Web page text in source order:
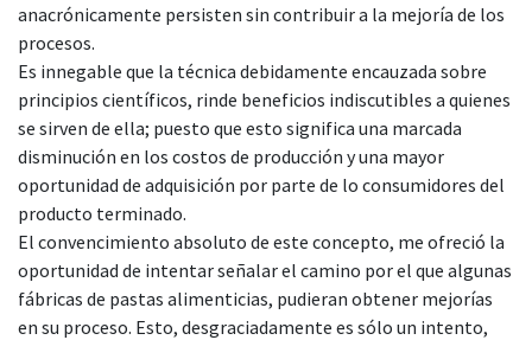
anacrónicamente persisten sin contribuir a la mejoría de los
procesos.
Es innegable que la técnica debidamente encauzada sobre
principios científicos, rinde beneficios indiscutibles a quienes
se sirven de ella; puesto que esto significa una marcada
disminución en los costos de producción y una mayor
oportunidad de adquisición por parte de lo consumidores del
producto terminado.
El convencimiento absoluto de este concepto, me ofreció la
oportunidad de intentar señalar el camino por el que algunas
fábricas de pastas alimenticias, pudieran obtener mejorías
en su proceso. Esto, desgraciadamente es sólo un intento,